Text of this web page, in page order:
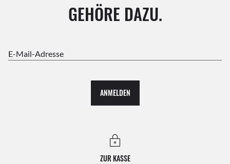
GEHÖRE DAZU.
E-Mail-Adresse
ANMELDEN
ZUR KASSE